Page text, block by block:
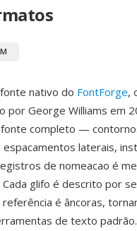
nativo do FontForge,
por George Williams em
completo —
espacamentos laterais,
de nomeacao é
glifo é descrito por
é âncoras,
de texto padrão.